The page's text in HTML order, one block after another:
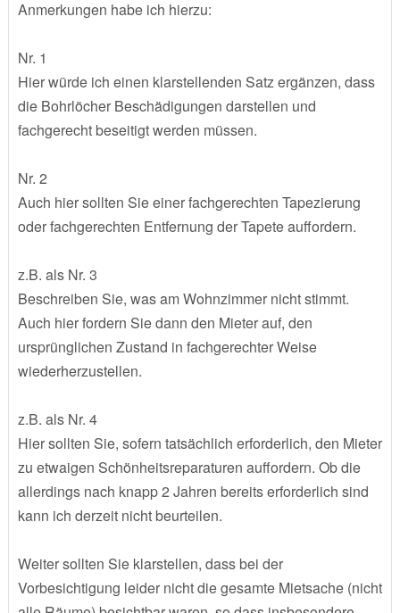
Anmerkungen habe ich hierzu:
Nr. 1
Hier würde ich einen klarstellenden Satz ergänzen, dass
die Bohrlöcher Beschädigungen darstellen und
fachgerecht beseitigt werden müssen.
Nr. 2
Auch hier sollten Sie einer fachgerechten Tapezierung
oder fachgerechten Entfernung der Tapete auffordern.
z.B. als Nr. 3
Beschreiben Sie, was am Wohnzimmer nicht stimmt.
Auch hier fordern Sie dann den Mieter auf, den
ursprünglichen Zustand in fachgerechter Weise
wiederherzustellen.
z.B. als Nr. 4
Hier sollten Sie, sofern tatsächlich erforderlich, den Mieter
zu etwaigen Schönheitsreparaturen auffordern. Ob die
allerdings nach knapp 2 Jahren bereits erforderlich sind
kann ich derzeit nicht beurteilen.
Weiter sollten Sie klarstellen, dass bei der
Vorbesichtigung leider nicht die gesamte Mietsache (nicht